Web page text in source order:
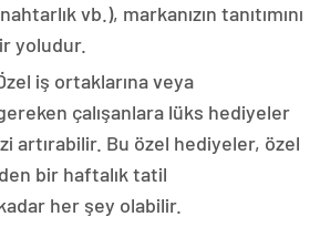
vb.), markanızın tanıtımını
yoludur.
iş ortaklarına veya
çalışanlara lüks hediyeler
artırabilir. Bu özel hediyeler, özel
bir haftalık tatil
her şey olabilir.